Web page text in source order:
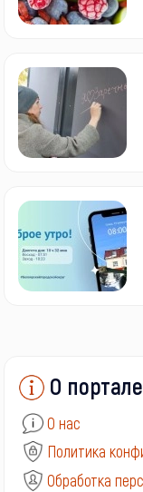
О портале
О нас
Политика
Обработка